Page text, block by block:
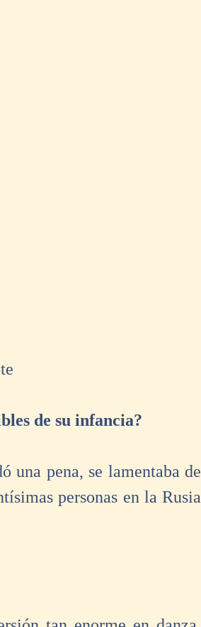
de su infancia?
una pena, se lamentaba de
personas en la Rusia